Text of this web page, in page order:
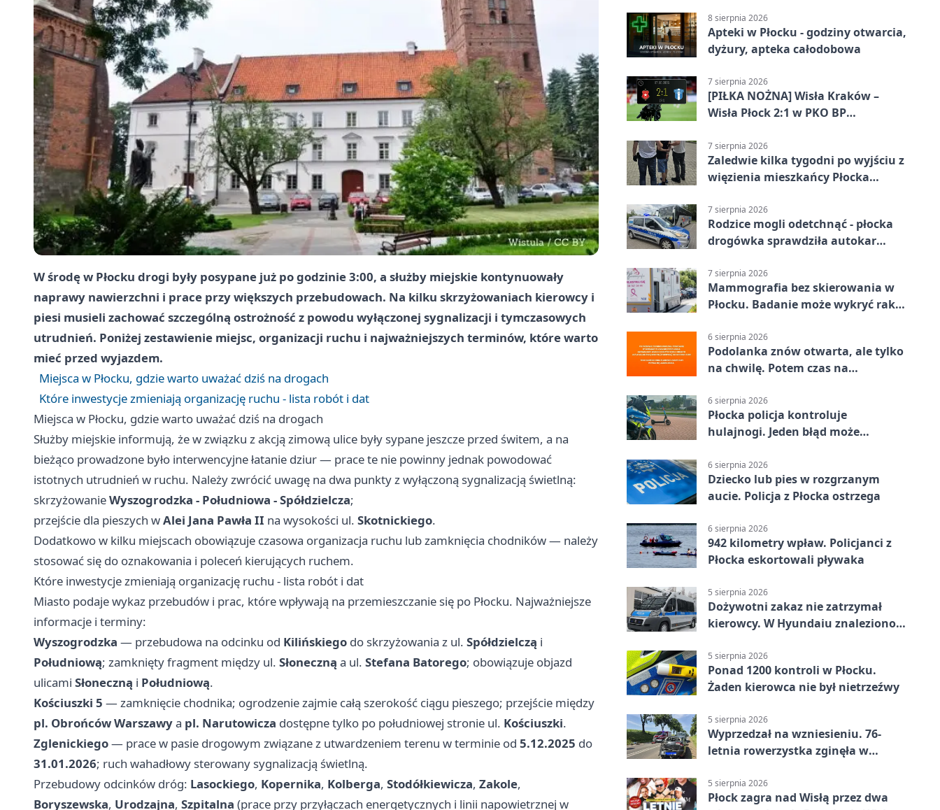
W środę w Płocku drogi były posypane już po godzinie3:00, a służby miejskie kontynuowały
naprawy nawierzchni i prace przy większych przebudowach. Na kilku skrzyżowaniach kierowcy i
piesi musieli zachować szczególną ostrożność z powodu wyłączonej sygnalizacji i tymczasowych
utrudnień. Poniżej zestawienie miejsc, organizacji ruchu i najważniejszych terminów, które warto
mieć przed wyjazdem.
Miejsca w Płocku, gdzie warto uważać dziś na drogach
Które inwestycje zmieniają organizację ruchu - lista robót i dat
Miejsca w Płocku, gdzie warto uważać dziś na drogach
Służby miejskie informują, że w związku z akcją zimową ulice były sypane jeszcze przed świtem, a na
bieżąco prowadzone było interwencyjne łatanie dziur — prace te nie powinny jednak powodować
istotnych utrudnień w ruchu. Należy zwrócić uwagę na dwa punkty z wyłączoną sygnalizacją świetlną:
skrzyżowanieWyszogrodzka - Południowa - Spółdzielcza;
przejście dla pieszych wAlei Jana Pawła II na wysokości ul. Skotnickiego.
Dodatkowo w kilku miejscach obowiązuje czasowa organizacja ruchu lub zamknięcia chodników — należy
stosować się do oznakowania i poleceń kierujących ruchem.
Które inwestycje zmieniają organizację ruchu - lista robót i dat
Miasto podaje wykaz przebudów i prac, które wpływają na przemieszczanie się po Płocku. Najważniejsze
informacje i terminy:
Wyszogrodzka — przebudowa na odcinku od Kilińskiego do skrzyżowania z ul. Spółdzielczą i
Południową; zamknięty fragment między ul. Słoneczną a ul. Stefana Batorego; obowiązuje objazd
ulicami Słoneczną i Południową.
Kościuszki 5 — zamknięcie chodnika; ogrodzenie zajmie całą szerokość ciągu pieszego; przejście między
pl. Obrońców Warszawya pl. Narutowicza dostępne tylko po południowej stronie ul. Kościuszki.
Zglenickiego— prace w pasie drogowym związane z utwardzeniem terenu w terminie od 5.12.2025 do
31.01.2026; ruch wahadłowy sterowany sygnalizacją świetlną.
Przebudowy odcinków dróg: Lasockiego, Kopernika, Kolberga, Stodółkiewicza, Zakole,
Boryszewska, Urodzajna, Szpitalna (prace przy przyłączach energetycznych i linii napowietrznej w
8 sierpnia 2026
Apteki w Płocku - godziny otwarcia,
dyżury, apteka całodobowa
7 sierpnia 2026
[PIŁKA NOŻNA] Wisła Kraków –
Wisła Płock 2:1 w PKO BP
rozstrzygnęli mecz przed przerwą
7 sierpnia 2026
Zaledwie kilka tygodni po wyjściu z
więzienia mieszkańcy Płocka
7 sierpnia 2026
Rodzice mogli odetchnąć - płocka
drogówka sprawdziła autokar
7 sierpnia 2026
Mammografia bez skierowania w
Płocku. Badanie może wykryć raka,
6 sierpnia 2026
Podolanka znów otwarta, ale tylko
na chwilę. Potem czas na
6 sierpnia 2026
Płocka policja kontroluje
hulajnogi. Jeden błąd może
6 sierpnia 2026
Dziecko lub pies w rozgrzanym
aucie. Policja z Płocka ostrzega
6 sierpnia 2026
942 kilometry wpław. Policjanci z
Płocka eskortowali pływaka
5 sierpnia 2026
Dożywotni zakaz nie zatrzymał
kierowcy. W Hyundaiu znaleziono
5 sierpnia 2026
Ponad 1200 kontroli w Płocku.
Żaden kierowca nie był nietrzeźwy
5 sierpnia 2026
Wyprzedzał na wzniesieniu. 76-
letnia rowerzystka zginęła w
5 sierpnia 2026
Płock zagra nad Wisłą przez dwa